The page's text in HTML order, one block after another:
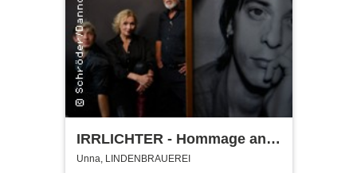
IRRLICHTER - Hommage an
Rio Reiser
Unna, LINDENBRAUEREI